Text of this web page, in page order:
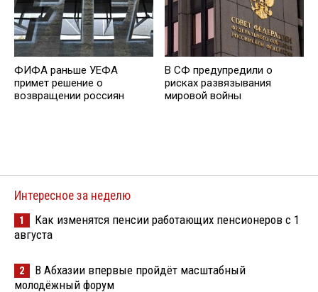
ФИФА раньше УЕФА
примет решение о
возвращении россиян
В СФ предупредили о
рисках развязывания
мировой войны
Интересное за неделю
1
Как изменятся пенсии работающих пенсионеров с 1
августа
2
В Абхазии впервые пройдёт масштабный
молодёжный форум